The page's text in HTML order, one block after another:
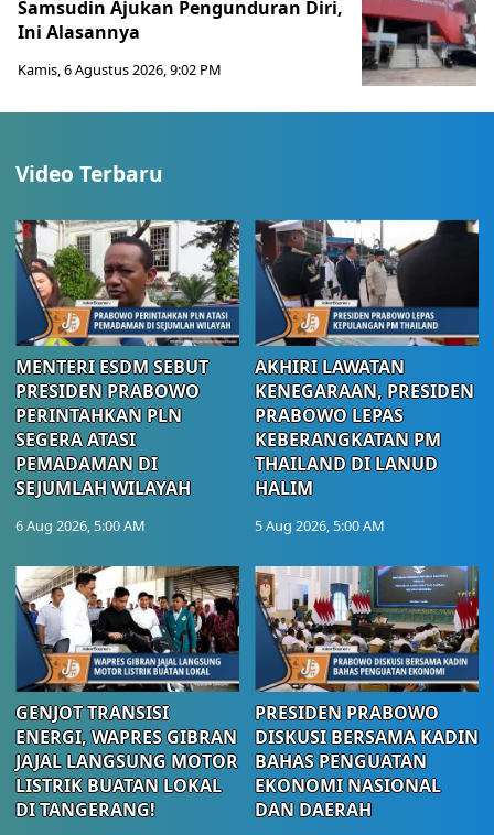
Samsudin Ajukan Pengunduran Diri,
Ini Alasannya
Kamis, 6 Agustus 2026, 9:02 PM
Video Terbaru
MENTERI ESDM SEBUT
PRESIDEN PRABOWO
PERINTAHKAN PLN
SEGERA ATASI
PEMADAMAN DI
SEJUMLAH WILAYAH
6 Aug 2026, 5:00 AM
AKHIRI LAWATAN
KENEGARAAN, PRESIDEN
PRABOWO LEPAS
KEBERANGKATAN PM
THAILAND DI LANUD
HALIM
5 Aug 2026, 5:00 AM
GENJOT TRANSISI
ENERGI, WAPRES GIBRAN
JAJAL LANGSUNG MOTOR
LISTRIK BUATAN LOKAL
DI TANGERANG!
PRESIDEN PRABOWO
DISKUSI BERSAMA KADIN
BAHAS PENGUATAN
EKONOMI NASIONAL
DAN DAERAH